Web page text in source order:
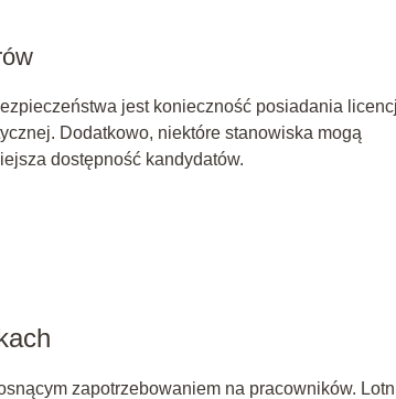
jest konieczność posiadania
Dodatkowo, niektóre stanowiska mogą
dostępność kandydatów.
zapotrzebowaniem na pracowników.